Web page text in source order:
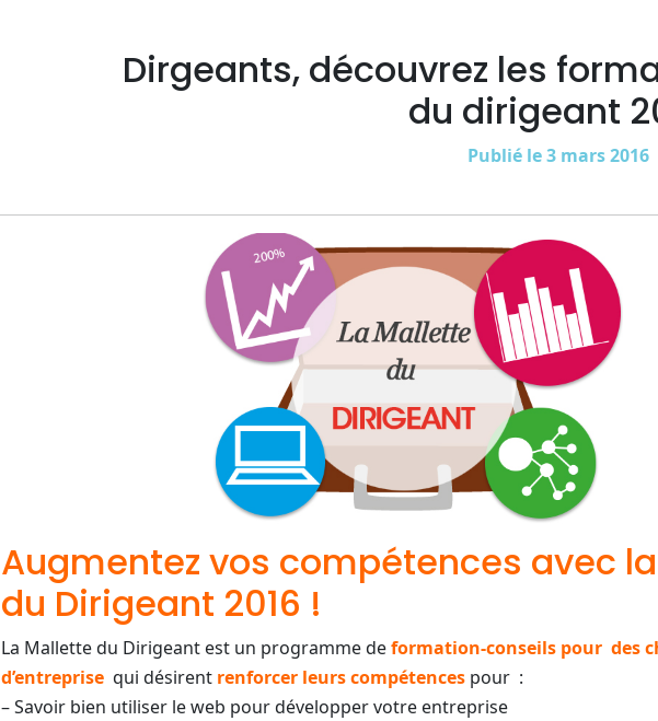
Dirgeants, découvrez les
du dirigeant
Publié le 3 mars 2016
Augmentez vos compétences avec
du Dirigeant 2016 !
La Mallette du Dirigeant est un programme deformation-conseils pour des
d’entreprise qui désirent renforcer leurs compétences pour :
– Savoir bien utiliser le web pour développer votre entreprise